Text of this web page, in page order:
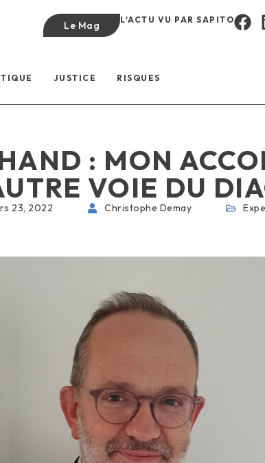
Le Mag L'ACTU VU PAR SAPITO
JUSTICE RISQUES
: MON
VOIE DU
23, 2022 Christophe Demay